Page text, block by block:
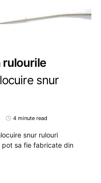
rulourile
snur
4 minute read
snur rulouri
pot sa fie fabricate din